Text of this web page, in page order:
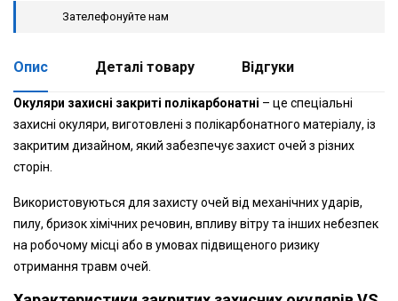
Зателефонуйте нам
Опис Деталі товару Відгуки
Окуляри захисні закриті полікарбонатні – це спеціальні
захисні окуляри, виготовлені з полікарбонатного матеріалу, із
закритим дизайном, який забезпечує захист очей з різних
сторін.
Використовуються для захисту очей від механічних ударів,
пилу, бризок хімічних речовин, впливу вітру та інших небезпек
на робочому місці або в умовах підвищеного ризику
отримання травм очей.